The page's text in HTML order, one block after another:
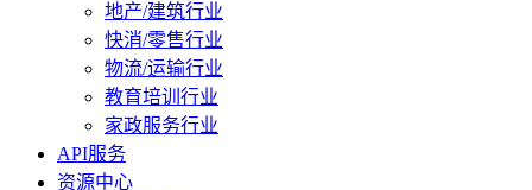
地产/建筑行业
快消/零售行业
物流/运输行业
教育培训行业
家政服务行业
API服务
资源中心